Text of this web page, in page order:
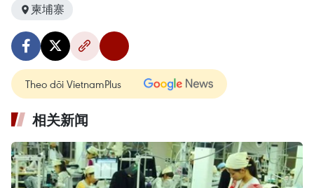
柬埔寨
Theo dõi VietnamPlus
相关新闻